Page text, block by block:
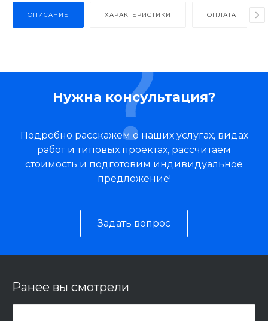
ОПИСАНИЕ ХАРАКТЕРИСТИКИ ОПЛАТА
Нужна консультация?
Подробно расскажем о наших услугах, видах
работ и типовых проектах, рассчитаем
стоимость и подготовим индивидуальное
предложение!
Задать вопрос
Ранее вы смотрели